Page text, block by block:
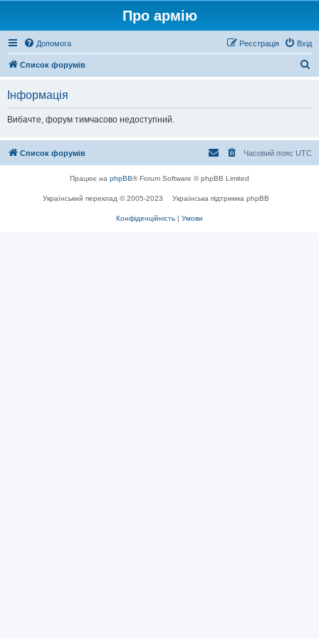
Про армію
Допомога Вхід
Реєстрація
Список форумів
Інформація
Вибачте, форум тимчасово недоступний.
Список форумів Часовий пояс UTC
Працює на phpBB® Forum Software © phpBB Limited
Український переклад © 2005-2023 Українська підтримка phpBB
Конфіденційність | Умови